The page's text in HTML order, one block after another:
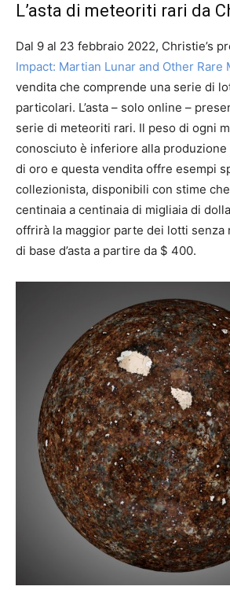
L’asta di meteoriti rari da
Dal 9 al 23 febbraio 2022, Christie’s
Impact: Martian Lunar and Other Rare
vendita che comprende una serie di
particolari. L’asta – solo online –
serie di meteoriti rari. Il peso di ogni
conosciuto è inferiore alla produzione
di oro e questa vendita offre esempi
collezionista, disponibili con stime
centinaia a centinaia di migliaia di
offrirà la maggior parte dei lotti senza
di base d’asta a partire da $ 400.